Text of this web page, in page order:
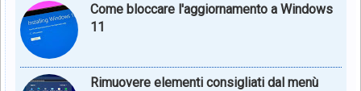
Come bloccare l'aggiornamento a Windows
11
Rimuovere elementi consigliati dal menù